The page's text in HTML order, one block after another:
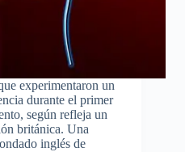
experimentaron un
durante el primer
según refleja un
británica. Una
inglés de